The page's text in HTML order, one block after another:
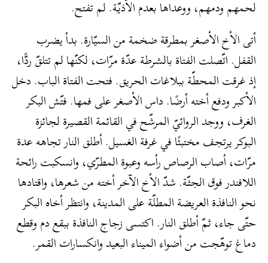
لحمهم ودمهم، ووعداها بعدم الأذيّة. لم تفتح.
أتى الأخ الأصغر بمطرقة ضخمة من السيّارة. بدأ يضرب
القفل. اتّصلت الفتاة بالشرطة عدّة مرّات، لكنّها لم تتلقّ ردًّا،
إذ غرقت المحطّة ببلاغات الحريق. فتحت الفتاة الباب. دخل
الأكبر ودفع أخته أرضًا. داس الأصغر على فمها. فتّش البكر
الغرف، ووجد الروائيّ المرشّح في القائمة القصيرة لجائزة
البوكر يرتجف مختبئًا في غرفة الغسيل. أطلق النار تجاهه عدة
مرّات، أصاب الرصاص رأسه وعبوة المطرّي، وانسكبت رائحة
اللافندر فوق الجثّة. شدّ الأخ الآخر أخته من شعرها، واقتادها
نحو النافذة العريضة المطلّة على المدينة، وانتظر أخاه البكر
حتّى جاء، ثمّ أطلق النار. اكتسى زجاج النافذة ببقع دم وقطع
دماغ توهّجت من أضواء الميناء البعيد وانكسارات القمر.